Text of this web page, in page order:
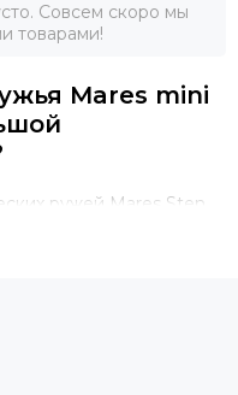
Совсем скоро мы
товарами!
Mares mini
ружей Mares Sten
Отсутствие
Если вы случайно
и ружье легко будет